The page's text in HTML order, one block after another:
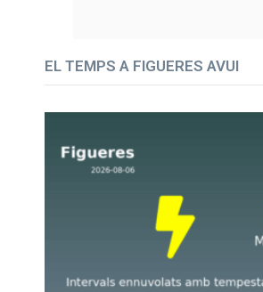
EL TEMPS A FIGUERES AVUI